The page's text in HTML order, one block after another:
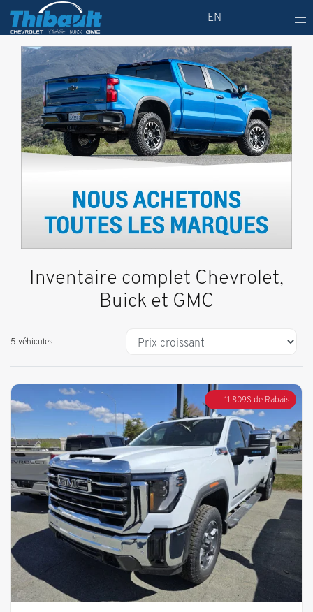
EN
Inventaire complet Chevrolet,
Buick et GMC
5 véhicules
11 809$ de Rabais